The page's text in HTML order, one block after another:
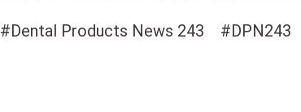
#Dental Products News 243 #DPN243